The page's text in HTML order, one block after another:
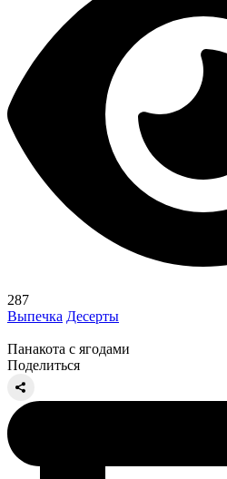
287
Выпечка Десерты
Панакота с ягодами
Поделиться